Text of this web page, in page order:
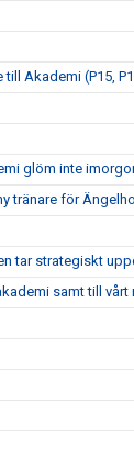
Akademi (P15,
glöm inte
tränare för
tar strategiskt
samt till vårt